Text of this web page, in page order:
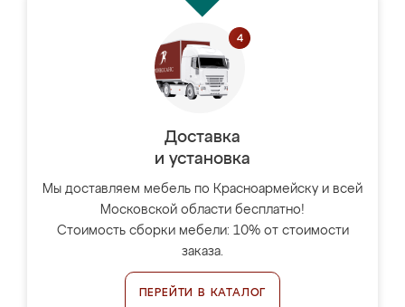
Доставка
и установка
Мы доставляем мебель по Красноармейску и всей
Московской области бесплатно!
Стоимость сборки мебели: 10% от стоимости
заказа.
ПЕРЕЙТИ В КАТАЛОГ